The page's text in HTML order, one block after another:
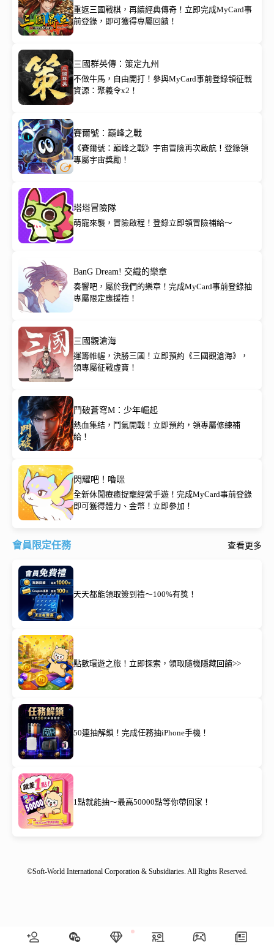
重返三國戰棋，再續經典傳奇！立即完成MyCard事
前登錄，即可獲得專屬回饋！
三國群英傳：策定九州
不做牛馬，自由開打！參與MyCard事前登錄領征戰
資源：聚義令x2！
賽爾號：巔峰之戰
《賽爾號：巔峰之戰》宇宙冒險再次啟航！登錄領
專屬宇宙獎勵！
塔塔冒險隊
萌寵來襲，冒險啟程！登錄立即領冒險補給～
BanG Dream! 交織的樂章
奏響吧，屬於我們的樂章！完成MyCard事前登錄抽
專屬限定應援禮！
三國觀滄海
運籌帷幄，決勝三國！立即預約《三國觀滄海》，
領專屬征戰虛寶！
鬥破蒼穹M：少年崛起
熱血集結，鬥氣開戰！立即預約，領專屬修練補
給！
閃耀吧！嚕咪
全新休閒療癒捉寵經營手遊！完成MyCard事前登錄
即可獲得體力、金幣！立即參加！
會員限定任務 查看更多
天天都能領取簽到禮～100%有獎！
點數環遊之旅！立即探索，領取隨機隱藏回饋>>
50連抽解鎖！完成任務抽iPhone手機！
1點就能抽～最高50000點等你帶回家！
©Soft-World International Corporation & Subsidiaries. All Rights Reserved.